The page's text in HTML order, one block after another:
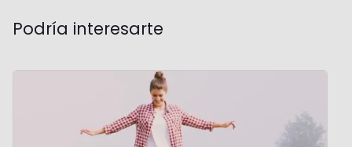
Podría interesarte